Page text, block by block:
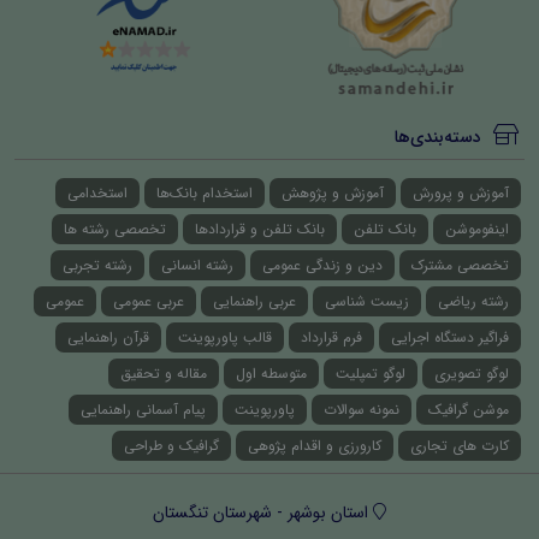
دسته‌بندی‌ها
آموزش و پرورش آموزش و پژوهش استخدام بانک‌ها
استخدامی
اینفوموشن
بانک تلفن بانک تلفن و قراردادها
تخصصی رشته ها
تخصصی مشترک
دین و زندگی عمومی رشته انسانی
رشته تجربی
رشته ریاضی
زیست شناسی عربی راهنمایی عربی عمومی
عمومی
فراگیر دستگاه اجرایی
فرم قرارداد قالب پاورپوینت
قرآن راهنمایی
لوگو تصویری
لوگو تمپلیت متوسطه اول
مقاله و تحقیق
موشن گرافیک
نمونه سوالات پاورپوینت
پیام آسمانی راهنمایی
کارت های تجاری
کارورزی و اقدام پژوهی گرافیک و طراحی
استان بوشهر - شهرستان تنگستان